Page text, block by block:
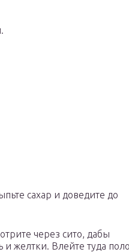
сахар и доведите до
через сито, дабы
и желтки. Влейте туда